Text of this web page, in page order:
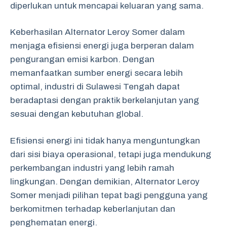
diperlukan untuk mencapai keluaran yang sama.
Keberhasilan Alternator Leroy Somer dalam
menjaga efisiensi energi juga berperan dalam
pengurangan emisi karbon. Dengan
memanfaatkan sumber energi secara lebih
optimal, industri di Sulawesi Tengah dapat
beradaptasi dengan praktik berkelanjutan yang
sesuai dengan kebutuhan global.
Efisiensi energi ini tidak hanya menguntungkan
dari sisi biaya operasional, tetapi juga mendukung
perkembangan industri yang lebih ramah
lingkungan. Dengan demikian, Alternator Leroy
Somer menjadi pilihan tepat bagi pengguna yang
berkomitmen terhadap keberlanjutan dan
penghematan energi.